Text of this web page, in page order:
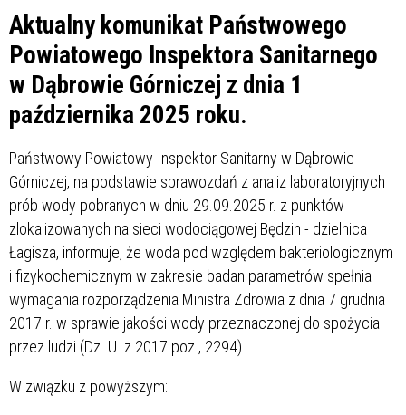
Aktualny komunikat Państwowego
Powiatowego Inspektora Sanitarnego
w Dąbrowie Górniczej z dnia 1
października 2025 roku.
Państwowy Powiatowy Inspektor Sanitarny w Dąbrowie
Górniczej, na podstawie sprawozdań z analiz laboratoryjnych
prób wody pobranych w dniu 29.09.2025 r. z punktów
zlokalizowanych na sieci wodociągowej Będzin - dzielnica
Łagisza, informuje, że woda pod względem bakteriologicznym
i fizykochemicznym w zakresie badan parametrów spełnia
wymagania rozporządzenia Ministra Zdrowia z dnia 7 grudnia
2017 r. w sprawie jakości wody przeznaczonej do spożycia
przez ludzi (Dz. U. z 2017 poz., 2294).
W związku z powyższym: